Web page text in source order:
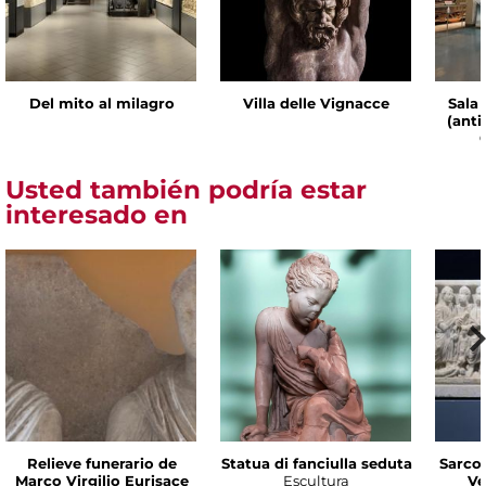
Del mito al milagro Villa delle Vignacce
Sala
Usted también podría estar
interesado en
Relieve funerario de
Marco Virgilio Eurisace
Statua di fanciulla seduta
Escultura